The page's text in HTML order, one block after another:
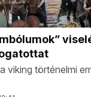
viking történelmi